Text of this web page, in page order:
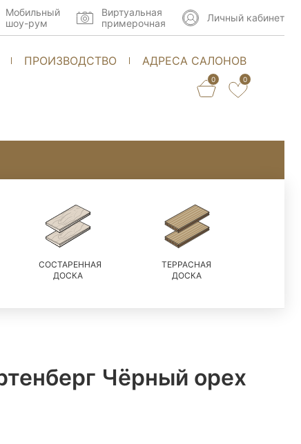
ПРОИЗВОДСТВО АДРЕСА САЛОНОВ
0 0
Мобильный
шоу-рум
Виртуальная
примерочная
Личный кабинет
СОСТАРЕННАЯ
ДОСКА
ТЕРРАСНАЯ
ДОСКА
Чёрный орех